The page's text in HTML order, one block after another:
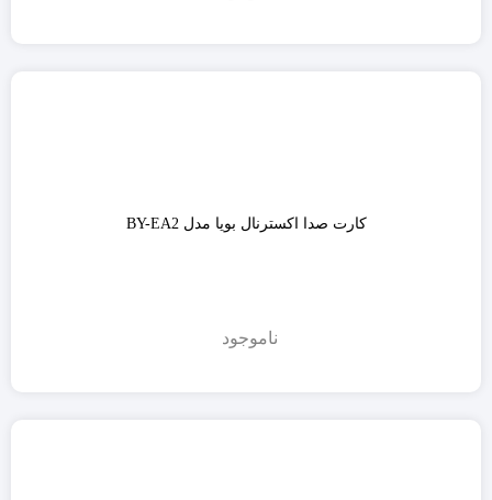
کارت صدا اکسترنال بویا مدل BY-EA2
ناموجود